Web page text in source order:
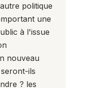
politique
une
à l'issue
nouveau
ils
? les